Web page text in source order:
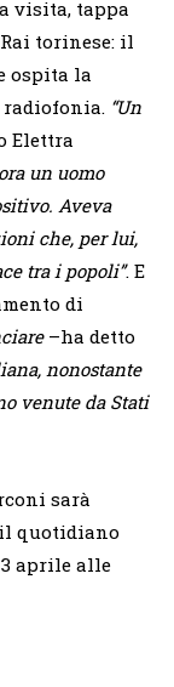
visita, tappa
torinese: il
ospita la
radiofonia. “Un
Elettra
un uomo
Aveva
che, per lui,
tra i popoli”. E
di
–ha detto
nonostante
venute da Stati
sarà
quotidiano
aprile alle